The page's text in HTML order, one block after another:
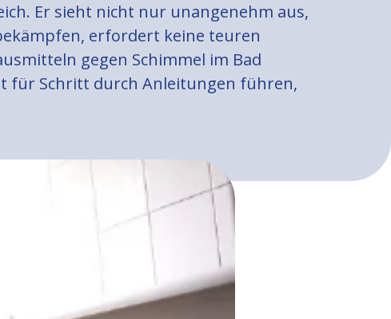
Er sieht nicht nur unangenehm aus,
erfordert keine teuren
gegen Schimmel im Bad
für Schritt durch Anleitungen führen,